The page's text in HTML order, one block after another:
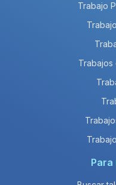
Trabajo